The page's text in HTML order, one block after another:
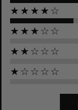
★★★★☆
★★★☆☆
★★☆☆☆
★☆☆☆☆